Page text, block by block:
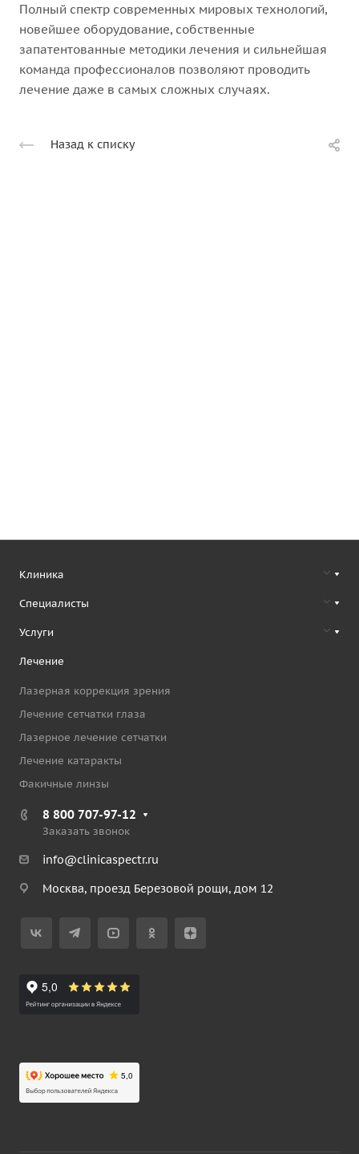
Полный спектр современных мировых технологий,
новейшее оборудование, собственные
запатентованные методики лечения и сильнейшая
команда профессионалов позволяют проводить
лечение даже в самых сложных случаях.
Назад к списку
Клиника
Специалисты
Услуги
Лечение
Лазерная коррекция зрения
Лечение сетчатки глаза
Лазерное лечение сетчатки
Лечение катаракты
Факичные линзы
8 800 707-97-12
Заказать звонок
info@clinicaspectr.ru
Москва, проезд Березовой рощи, дом 12